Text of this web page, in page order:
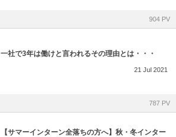
904 PV
一社で3年は働けと言われるその理由とは・・・
21 Jul 2021
787 PV
【サマーインターン全落ちの方へ】秋・冬インター